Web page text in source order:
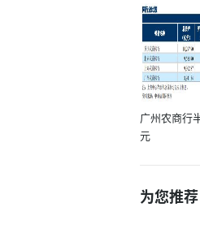
广州农商行
元
为您推荐